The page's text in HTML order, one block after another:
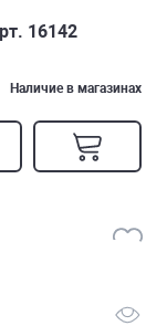
16142
Наличие в магазинах